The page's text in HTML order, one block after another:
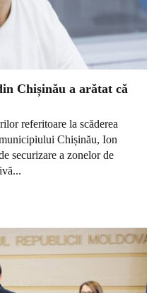
Chișinău a arătat că
referitoare la scăderea
Chișinău, Ion
securizare a zonelor de